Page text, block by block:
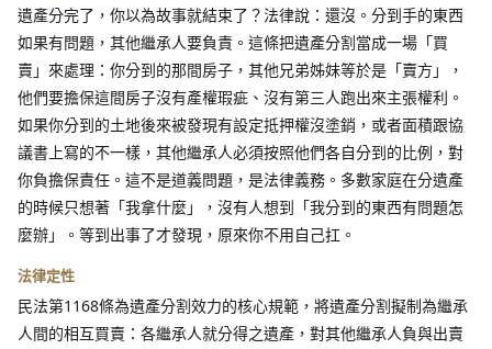
遺產分完了，你以為故事就結束了？法律說：還沒。分到手的東西
如果有問題，其他繼承人要負責。這條把遺產分割當成一場「買
賣」來處理：你分到的那間房子，其他兄弟姊妹等於是「賣方」，
他們要擔保這間房子沒有產權瑕疵、沒有第三人跑出來主張權利。
如果你分到的土地後來被發現有設定抵押權沒塗銷，或者面積跟協
議書上寫的不一樣，其他繼承人必須按照他們各自分到的比例，對
你負擔保責任。這不是道義問題，是法律義務。多數家庭在分遺產
的時候只想著「我拿什麼」，沒有人想到「我分到的東西有問題怎
麼辦」。等到出事了才發現，原來你不用自己扛。
法律定性
民法第1168條為遺產分割效力的核心規範，將遺產分割擬制為繼承
人間的相互買賣：各繼承人就分得之遺產，對其他繼承人負與出賣